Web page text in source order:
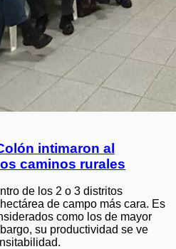
intimaron al
caminos rurales
de los 2 o 3 distritos
de campo más cara. Es
como los de mayor
su productividad se ve